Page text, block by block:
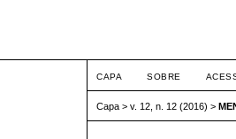
CAPA SOBRE
Capa > v. 12, n. 12 (2016) >